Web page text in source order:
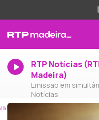
RTP Notícias
Madeira)
Emissão em
Notícias